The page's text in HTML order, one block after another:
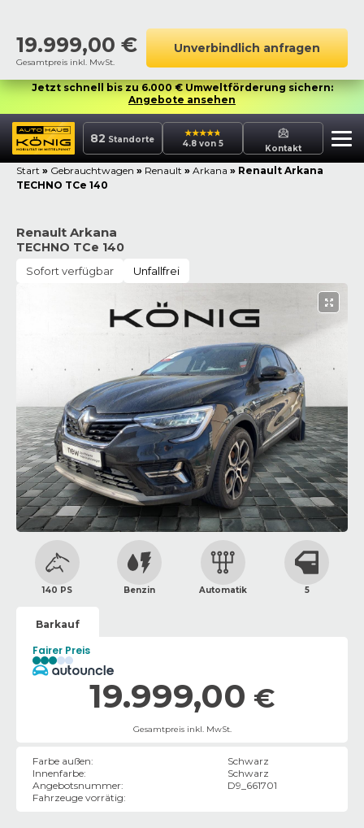
19.999,00 €
Gesamtpreis inkl. MwSt.
Unverbindlich anfragen
Jetzt schnell bis zu 6.000 € Umweltförderung sichern:
Angebote ansehen
82 Standorte 4.8 von 5 Kontakt
Start » Gebrauchtwagen » Renault » Arkana » Renault Arkana
TECHNO TCe 140
Renault Arkana
TECHNO TCe 140
Sofort verfügbar Unfallfrei
140 PS Benzin Automatik 5
Barkauf
Fairer Preis
19.999,00 €
Gesamtpreis inkl. MwSt.
Farbe außen:
Schwarz
Innenfarbe:
Schwarz
Angebotsnummer:
D9_661701
Fahrzeuge vorrätig: